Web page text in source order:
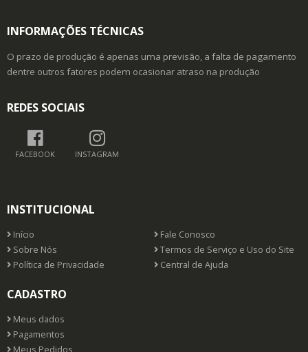
INFORMAÇÕES TÉCNICAS
O prazo de produção é apenas uma previsão, a falta de pagamento
dentre outros fatores podem ocasionar atraso na produção
REDES SOCIAIS
FACEBOOK INSTAGRAM
INSTITUCIONAL
Início
Fale Conosco
Sobre Nós
Termos de Serviço e Uso do Site
Política de Privacidade
Central de Ajuda
CADASTRO
Meus dados
Pagamentos
Meus Pedidos